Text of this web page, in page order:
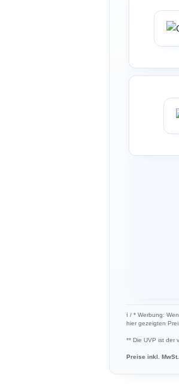
ℹ︎ / * Werbung:
hier gezeigten
** Die UVP ist der
Preise inkl.